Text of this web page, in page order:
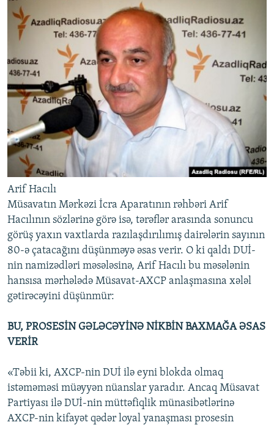
Arif Hacılı
Müsavatın Mərkəzi İcra Aparatının rəhbəri Arif
Hacılının sözlərinə görə isə, tərəflər arasında sonuncu
görüş yaxın vaxtlarda razılaşdırılımış dairələrin sayının
80-ə çatacağını düşünməyə əsas verir. O ki qaldı DUİ-
nin namizədləri məsələsinə, Arif Hacılı bu məsələnin
hansısa mərhələdə Müsavat-AXCP anlaşmasına xələl
gətirəcəyini düşünmür:
BU, PROSESİN GƏLƏCƏYİNƏ NİKBİN BAXMAĞA ƏSAS
VERİR
«Təbii ki, AXCP-nin DUİ ilə eyni blokda olmaq
istəməməsi müəyyən nüanslar yaradır. Ancaq Müsavat
Partiyası ilə DUİ-nin müttəfiqlik münasibətlərinə
AXCP-nin kifayət qədər loyal yanaşması prosesin